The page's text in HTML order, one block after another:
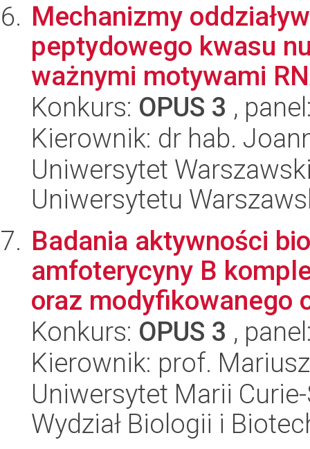
Mechanizmy
peptydowego kwasu
ważnymi motywami
Konkurs: OPUS 3 ,
Kierownik: dr hab.
Uniwersytet
Uniwersytetu
Badania aktywności
amfoterycyny B
oraz modyfikowanego
Konkurs: OPUS 3 ,
Kierownik: prof.
Uniwersytet Marii
Wydział Biologii i